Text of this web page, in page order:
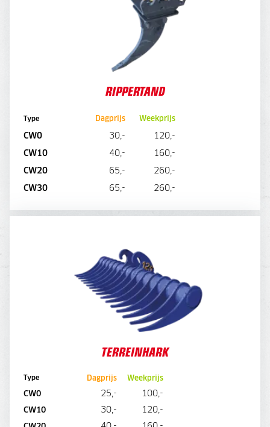
RIPPERTAND
Type Dagprijs Weekprijs
CW0 30,- 120,-
CW10 40,- 160,-
CW20 65,- 260,-
CW30 65,- 260,-
DIRECT AANVRAGEN
TERREINHARK
Type Dagprijs Weekprijs
CW0 25,- 100,-
CW10 30,- 120,-
DIRECT AANVRAGEN